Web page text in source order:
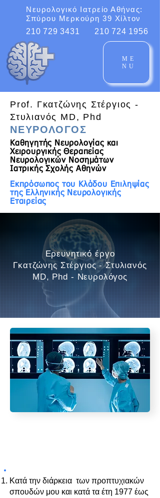
Νευρολογικό Ιατρείο Αθήνας:
Σπύρου Μερκούρη 39 Χίλτον
210 729 3431
210 724 1956
ME
NU
Καθηγητής Νευρολογίας και
Χειρουργικής Θεραπείας
Νευρολογικών Νοσημάτων
Ιατρικής Σχολής Αθηνών
Εκπρόσωπος του Κλάδου Επιληψίας
της Ελληνικής Νευρολογικής
Εταιρείας
Prof. Γκατζώνης Στέργιος -
Στυλιανός MD, Phd
ΝΕΥΡΟΛΟΓΟΣ
Ερευνητικό έργο
Γκατζώνης Στέργιος - Στυλιανός
MD, Phd - Νευρολόγος
Κατά την διάρκεια των προπτυχιακών
σπουδών μου και κατά τα έτη 1977 έως